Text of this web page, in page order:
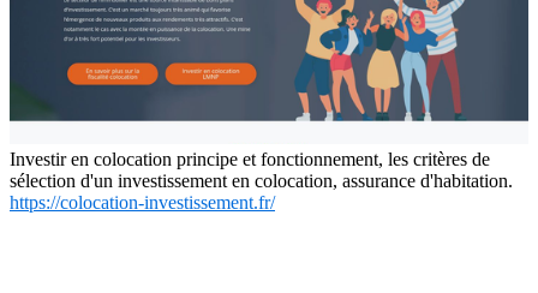
Investir en colocation principe et fonctionnement, les critères de
sélection d'un investissement en colocation, assurance d'habitation.
https://colocation-investissement.fr/